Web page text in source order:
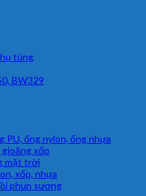
tùng
BW329
PU, ống nylon, ống nhựa
xốp
mặt trời
xốp, nhựa
phun sương